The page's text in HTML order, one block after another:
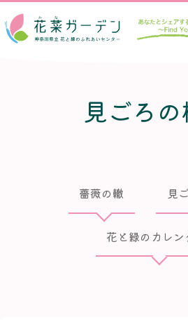
見ごろ
薔薇の轍 見
花と緑のカレン